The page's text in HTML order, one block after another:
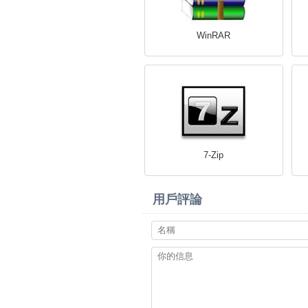
WinRAR
7-Zip
用戶評論